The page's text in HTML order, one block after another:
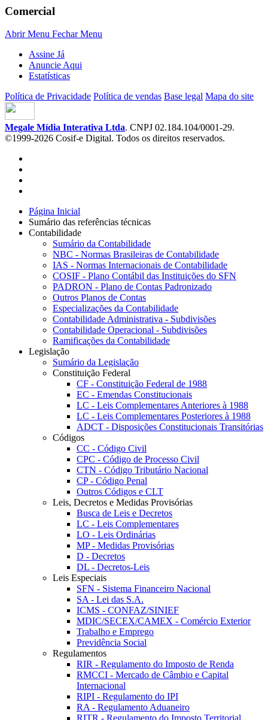
Comercial
Abrir Menu Fechar Menu
Assine Já
Anuncie Aqui
Estatísticas
Política de Privacidade Política de vendas Base legal Mapa do site
Megale Mídia Interativa Ltda. CNPJ 02.184.104/0001-29.
©1999-2026 Cosif-e Digital. Todos os direitos reservados.
Página Inicial
Sumário das referências técnicas
Contabilidade
Sumário da Contabilidade
NBC - Normas Brasileiras de Contabilidade
IAS - Normas Internacionais de Contabilidade
COSIF - Plano Contábil das Instituições do SFN
PADRON - Plano de Contas Padronizado
Outros Planos de Contas
Especializações da Contabilidade
Contabilidade Administrativa - Subdivisões
Contabilidade Operacional - Subdivisões
Ramificações da Contabilidade
Legislação
Sumário da Legislação
Constituição Federal
CF - Constituição Federal de 1988
EC - Emendas Constitucionais
LC - Leis Complementares Anteriores à 1988
LC - Leis Complementares Posteriores à 1988
ADCT - Disposições Constitucionais Transitórias
Códigos
CC - Código Civil
CPC - Código de Processo Civil
CTN - Código Tributário Nacional
CP - Código Penal
Outros Códigos e CLT
Leis, Decretos e Medidas Provisórias
Busca de Leis e Decretos
LC - Leis Complementares
LO - Leis Ordinárias
MP - Medidas Provisórias
D - Decretos
DL - Decretos-Leis
Leis Especiais
SFN - Sistema Financeiro Nacional
SA - Lei das S.A.
ICMS - CONFAZ/SINIEF
MDIC/SECEX/CAMEX - Comércio Exterior
Trabalho e Emprego
Previdência Social
Regulamentos
RIR - Regulamento do Imposto de Renda
RMCCI - Mercado de Câmbio e Capital
Internacional
RIPI - Regulamento do IPI
RA - Regulamento Aduaneiro